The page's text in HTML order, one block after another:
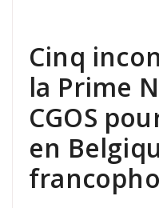
Cinq
la Prime
CGOS
en